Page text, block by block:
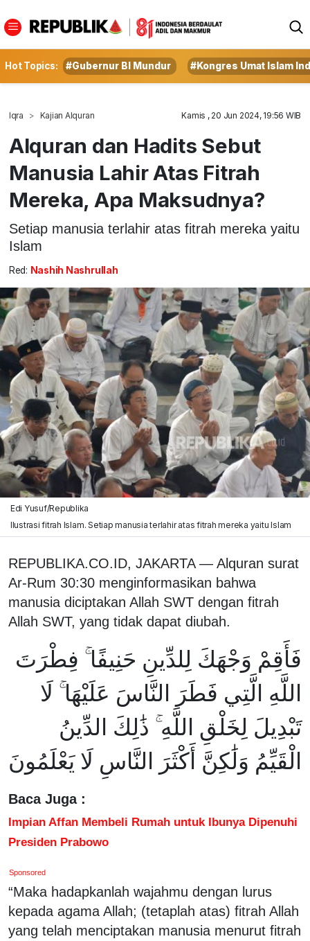
Hot Topics: #Gubernur BI Mundur #Kongres Umat Islam
Iqra Kajian Alquran Kamis , 20 Jun 2024, 19:56 WIB
Alquran dan Hadits Sebut
Manusia Lahir Atas Fitrah
Mereka, Apa Maksudnya?
Setiap manusia terlahir atas fitrah mereka yaitu
Islam
Red: Nashih Nashrullah
Edi Yusuf/Republika
Ilustrasi fitrah Islam. Setiap manusia terlahir atas fitrah mereka yaitu Islam
REPUBLIKA.CO.ID, JAKARTA — Alquran surat
Ar-Rum 30:30 menginformasikan bahwa
manusia diciptakan Allah SWT dengan fitrah
Allah SWT, yang tidak dapat diubah.
فَأَقِمْ وَجْهَكَ لِلدِّينِ حَنِيفًا ۚ فِطْرَتَ
اللَّهِ الَّتِي فَطَرَ النَّاسَ عَلَيْهَا ۚ لَا
تَبْدِيلَ لِخَلْقِ اللَّهِ ۚ ذَٰلِكَ الدِّينُ
الْقَيِّمُ وَلَٰكِنَّ أَكْثَرَ النَّاسِ لَا يَعْلَمُونَ
Baca Juga :
Impian Affan Membeli Rumah untuk Ibunya Dipenuhi
Presiden Prabowo
Sponsored
“Maka hadapkanlah wajahmu dengan lurus
kepada agama Allah; (tetaplah atas) fitrah Allah
yang telah menciptakan manusia menurut fitrah